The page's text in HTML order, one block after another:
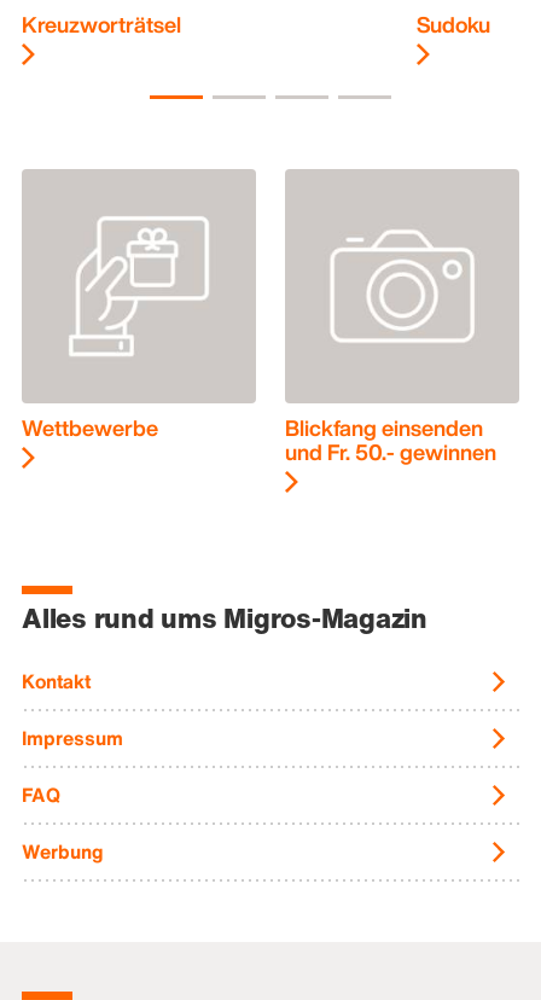
Kreuzworträtsel Sudoku
Wettbewerbe Blickfang einsenden
und Fr. 50.- gewinnen
Alles rund ums Migros-Magazin
Kontakt
Impressum
FAQ
Werbung